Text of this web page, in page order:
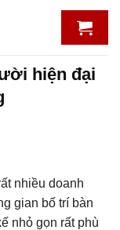
hiện đại
nhiều doanh
gian bố trí bàn
nhỏ gọn rất phù